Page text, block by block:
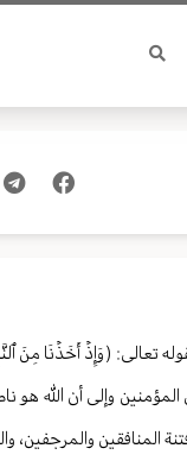
سورة الأحزاب من الآية ٧ إلى الآية ١٥ تبدأ الصفحة بقوله
وإلى أن الله هو
المنافقين والمرجفين،